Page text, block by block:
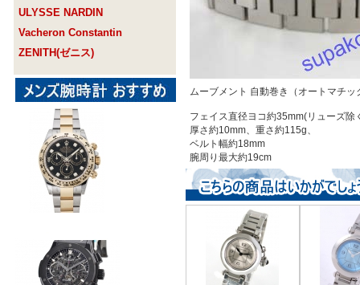
ULYSSE NARDIN
Vacheron Constantin
ZENITH(ゼニス)
ムーブメント 自動巻き（オートマチッ
フェイス直径ヨコ約35mm(リューズ除
厚さ約10mm、重さ約115g、
ベルト幅約18mm
腕周り最大約19cm